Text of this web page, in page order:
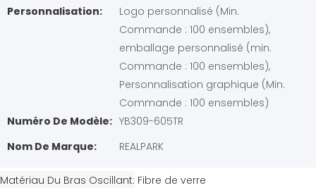
Personnalisation:
Logo personnalisé (Min.
Commande : 100 ensembles),
emballage personnalisé (min.
Commande : 100 ensembles),
Personnalisation graphique (Min.
Commande : 100 ensembles)
Numéro De Modèle: YB309-605TR
Nom De Marque:
REALPARK
Matériau Du Bras Oscillant Fibre de verre